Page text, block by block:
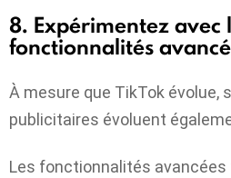
8. Expérimentez avec
fonctionnalités
À mesure que TikTok évolue,
publicitaires évoluent
Les fonctionnalités avancées